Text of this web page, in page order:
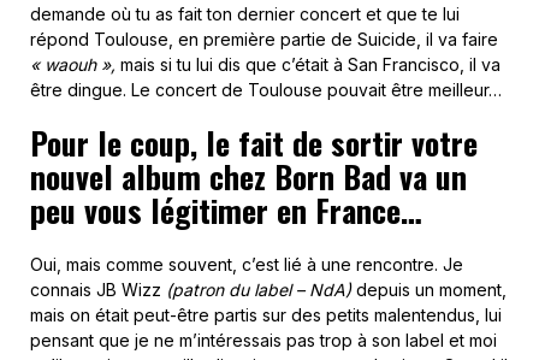
demande où tu as fait ton dernier concert et que te lui
répond Toulouse, en première partie de Suicide, il va faire
« waouh », mais si tu lui dis que c’était à San Francisco, il va
être dingue. Le concert de Toulouse pouvait être meilleur…
Pour le coup, le fait de sortir votre
nouvel album chez Born Bad va un
peu vous légitimer en France…
Oui, mais comme souvent, c’est lié à une rencontre. Je
connais JB Wizz (patron du label – NdA)depuis un moment,
mais on était peut-être partis sur des petits malentendus, lui
pensant que je ne m’intéressais pas trop à son label et moi